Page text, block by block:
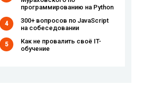
программированию на Python
4
300+ вопросов по JavaScript
на собеседовании
5
Как не провалить своё IT-
обучение